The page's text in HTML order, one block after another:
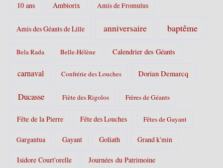
10 ans Ambiorix Amis de Fromulus
Amis des Géants de Lille anniversaire baptême
Bela Rada Belle-Hélène Calendrier des Géants
carnaval Confrérie des Louches Dorian Demarcq
Ducasse Fiète des Rigolos Frères de Géants
Fête de la Pierre Fête des Louches Fêtes de Gayant
Gargantua Gayant Goliath Grand k'min
Isidore Court'orelle Journées du Patrimoine